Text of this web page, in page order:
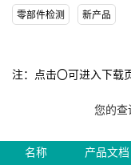
零部件检测 新产品
注：点击〇可进入下载
您的
名称 产品文档